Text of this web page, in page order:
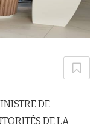
DE
DE LA